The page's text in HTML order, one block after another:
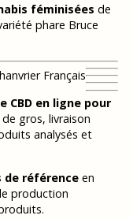
féminisées de
phare Bruce
Français
CBD en ligne pour
gros, livraison
analysés et
de référenceen
production